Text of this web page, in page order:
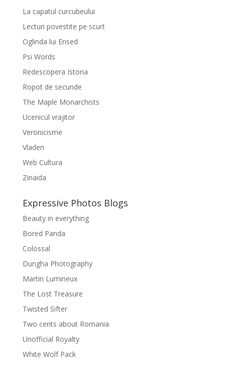
La capatul curcubeului
Lecturi povestite pe scurt
Oglinda lui Erised
Psi Words
Redescopera Istoria
Ropot de secunde
The Maple Monarchists
Ucenicul vrajitor
Veronicisme
Vladen
Web Cultura
Zinaida
Expressive Photos Blogs
Beauty in everything
Bored Panda
Colossal
Dungha Photography
Martin Lumineux
The Lost Treasure
Twisted Sifter
Two cents about Romania
Unofficial Royalty
White Wolf Pack